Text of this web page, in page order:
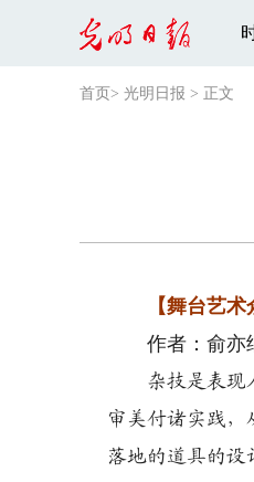
首页 > 光明日报 > 正文
【舞台艺术
作者：俞亦纲
杂技是表现人
审美付诸实践
落地的道具的设